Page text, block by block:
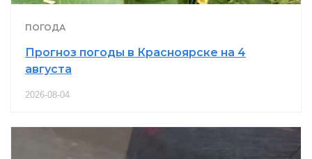
ПОГОДА
Прогноз погоды в Красноярске на 4
августа
2026-08-04